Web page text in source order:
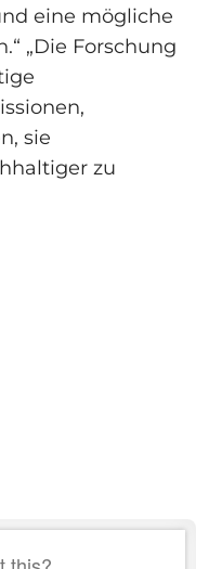
eine mögliche
„Die Forschung
sie
zu